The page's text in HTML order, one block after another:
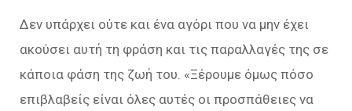
Δεν υπάρχει ούτε και ένα αγόρι που να μην έχει
ακούσει αυτή τη φράση και τις παραλλαγές της σε
κάποια φάση της ζωή του. «Ξέρουμε όμως πόσο
επιβλαβείς είναι όλες αυτές οι προσπάθειες να